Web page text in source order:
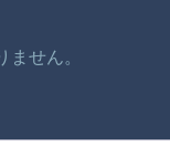
せん。